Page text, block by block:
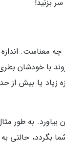
بزنید!
معناست. اندازه
با خودشان
زیاد یا بیش از
به طور
بگردد، حالتی